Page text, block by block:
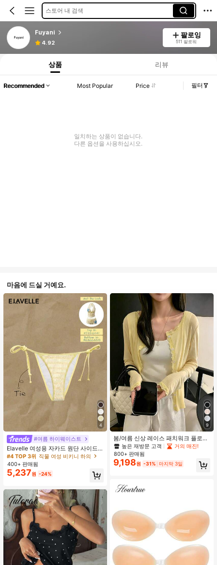
스토어 내 검색
Fuyani
4.92
팔로잉
511 팔로워
상품 리뷰
Recommended Most Popular Price 필터
일치하는 상품이 없습니다.
다른 옵션을 사용하십시오.
마음에 드실 거예요.
4
#여름 하이웨이스트
Elavelle 여성용 자카드 원단 사이드
타이 비키니 하의, 봄/여름
#4 TOP 3위 직물 여성 비키니 하의
400+ 판매됨
5,237원 -24%
9
봄/여름 신상 레이스 패치워크 플로럴
트림 소프트 니트 가디건 경량 재킷 탑
여성용, 코티지코어 옐로우
높은 재방문 고객
거의 매진!
800+ 판매됨
9,198원 -31% 마지막 3일